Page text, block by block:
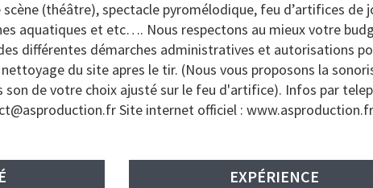
(théâtre), spectacle pyromélodique, feu d’artifices de
aquatiques et etc…. Nous respectons au mieux votre
différentes démarches administratives et autorisations
du site apres le tir. (Nous vous proposons la
son de votre choix ajusté sur le feu d'artifice). Infos par
Site internet officiel : www.asproduction.fr
EXPÉRIENCE